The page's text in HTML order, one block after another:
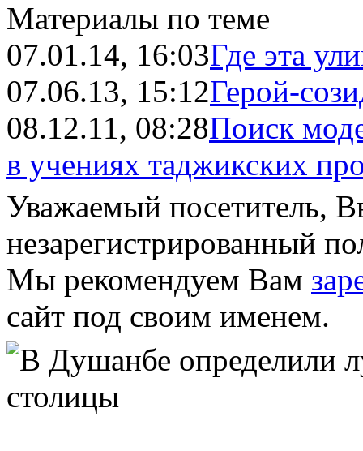
Материалы по теме
07.01.14, 16:03Где эта
07.06.13, 15:12Герой-
08.12.11, 08:28Поиск
в учениях таджикских
Уважаемый посетитель,
незарегистрированный
Мы рекомендуем Вам
сайт под своим именем.